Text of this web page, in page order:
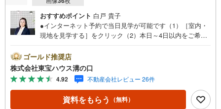
おすすめポイント 白戸 貴子
●インターネット予約で当日見学が可能です（1）［室内・
現地を見学する］をクリック（2）本日～4日以内をご希望
い！●10:00～21:00はお電話でのお問い合わせがスムーズで
す。【Yahoo！ 不動産キャンペーン対象店舗】当店で物件
を成約するとPayPayポイントがもらえる「Yahoo！不動産
物件ご成約キャンペーン」の対象になります。「資料をも
らう」「見学予約をする」ボタンからお問い合わせくださ
い。※必ずYahoo！ JAPAN IDでログインしてください。※P
ゴールド推奨店
株式会社東宝ハウス溝の口
4.92 不動産会社レビュー 26件
資料をもらう （無料）